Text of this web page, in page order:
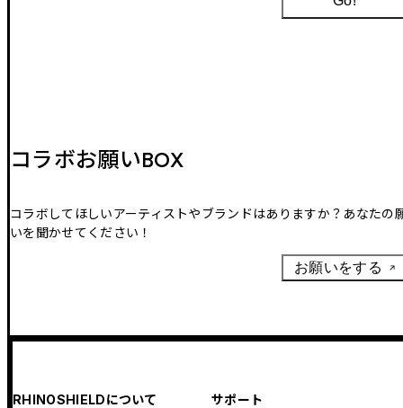
コラボお願いBOX
コラボしてほしいアーティストやブランドはありますか？あなたの
いを聞かせてください！
お願いをする
RHINOSHIELDについて サポート